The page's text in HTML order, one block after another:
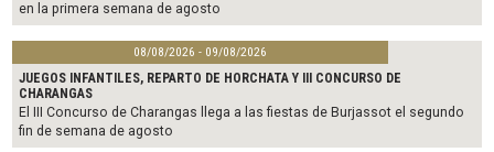
en la primera semana de agosto
08/08/2026 - 09/08/2026
JUEGOS INFANTILES, REPARTO DE HORCHATA Y III CONCURSO DE
CHARANGAS
El III Concurso de Charangas llega a las fiestas de Burjassot el segundo
fin de semana de agosto